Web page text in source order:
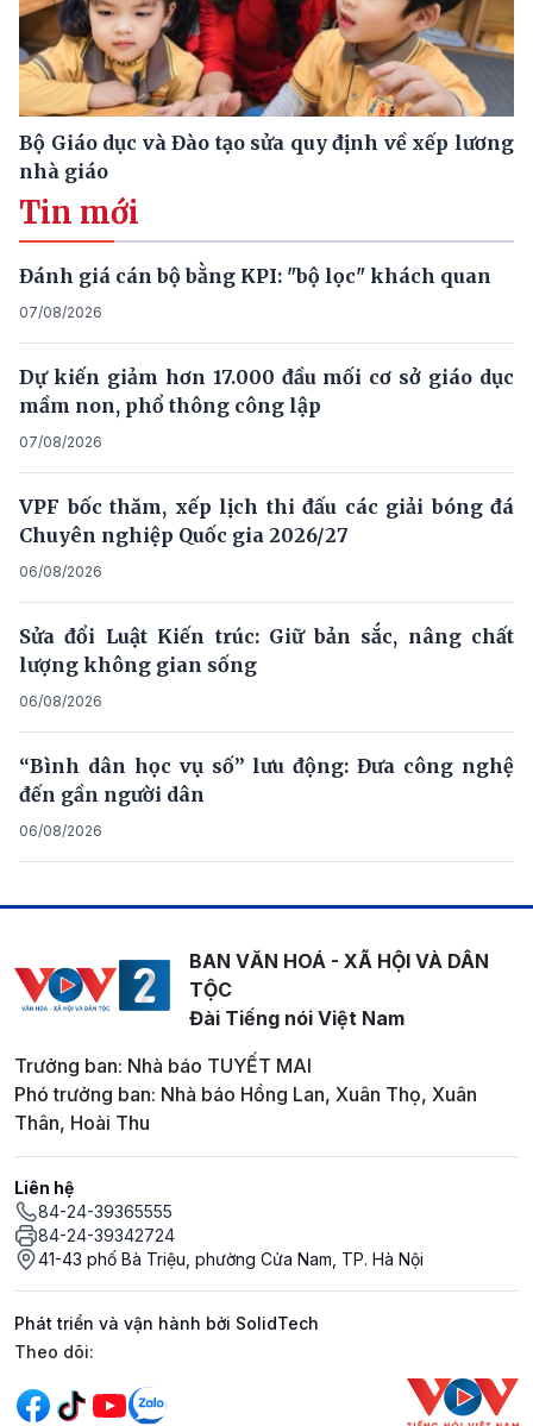
Bộ Giáo dục và Đào tạo sửa quy định về xếp lương
nhà giáo
Tin mới
Đánh giá cán bộ bằng KPI: "bộ lọc" khách quan
07/08/2026
Dự kiến giảm hơn 17.000 đầu mối cơ sở giáo dục
mầm non, phổ thông công lập
07/08/2026
VPF bốc thăm, xếp lịch thi đấu các giải bóng đá
Chuyên nghiệp Quốc gia 2026/27
06/08/2026
Sửa đổi Luật Kiến trúc: Giữ bản sắc, nâng chất
lượng không gian sống
06/08/2026
“Bình dân học vụ số” lưu động: Đưa công nghệ
đến gần người dân
06/08/2026
BAN VĂN HOÁ - XÃ HỘI VÀ DÂN
TỘC
Đài Tiếng nói Việt Nam
Trưởng ban: Nhà báo TUYẾT MAI
Phó trưởng ban: Nhà báo Hồng Lan, Xuân Thọ, Xuân
Thân, Hoài Thu
Liên hệ
84-24-39365555
84-24-39342724
41-43 phố Bà Triệu, phường Cửa Nam, TP. Hà Nội
Phát triển và vận hành bởi SolidTech
Mạng xã hội
Theo dõi: